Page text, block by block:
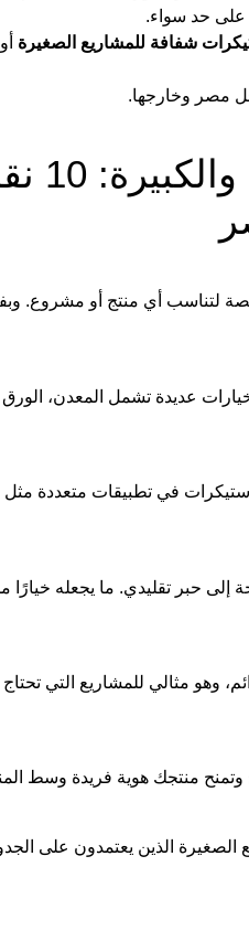
على حد سواء.
شفافة للمشاريع الصغيرة أو
مصر وخارجها.
عروض طباعة استيكر
لتناسب أي منتج أو مشروع.
عديدة تشمل المعدن، الورق
في تطبيقات متعددة مثل
حبر تقليدي. ما يجعله خيارًا
وهو مثالي للمشاريع التي
منتجك هوية فريدة وسط
الذين يعتمدون على